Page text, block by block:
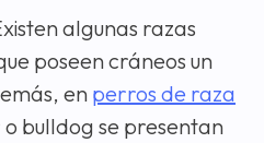
algunas razas
poseen cráneos un
en perros de raza
bulldog se presentan